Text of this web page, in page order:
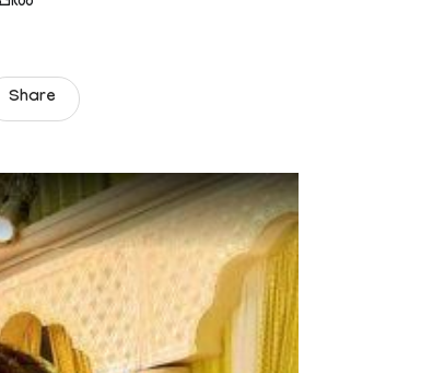
Share